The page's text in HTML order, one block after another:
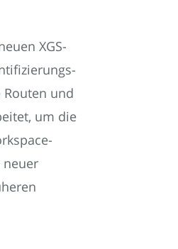
XGS-
und
um die
neuer